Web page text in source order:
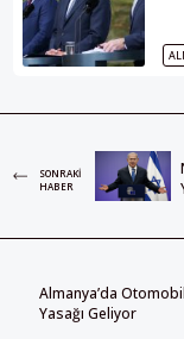
SONRAKI
HABER
Almanya’da
Yasağı Geliyor